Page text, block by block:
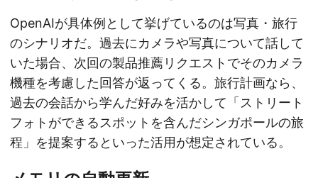
OpenAIが具体例として挙げているのは写真・旅行
のシナリオだ。過去にカメラや写真について話して
いた場合、次回の製品推薦リクエストでそのカメラ
機種を考慮した回答が返ってくる。旅行計画なら、
過去の会話から学んだ好みを活かして「ストリート
フォトができるスポットを含んだシンガポールの旅
程」を提案するといった活用が想定されている。